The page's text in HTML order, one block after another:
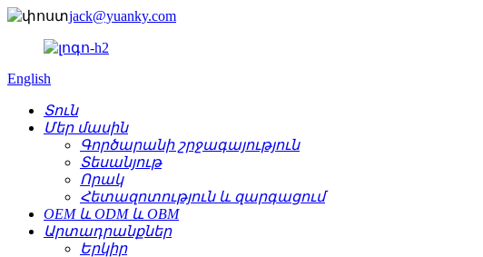
jack@yuanky.com
English
Տուն
Մեր մասին
Գործարանի շրջագայություն
Տեսանյութ
Որակ
Հետազոտություն և զարգացում
OEM և ODM և OBM
Արտադրանքներ
Երկիր